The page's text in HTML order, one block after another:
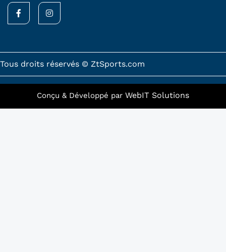
F
a
c
o
k
f
I
n
s
r
a
m
Tous droits réservés © ZtSports.com
Conçu & Développé par WebIT Solutions